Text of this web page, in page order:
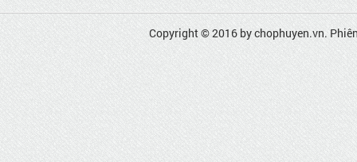
Copyright © 2016 bychophuyen.vn.